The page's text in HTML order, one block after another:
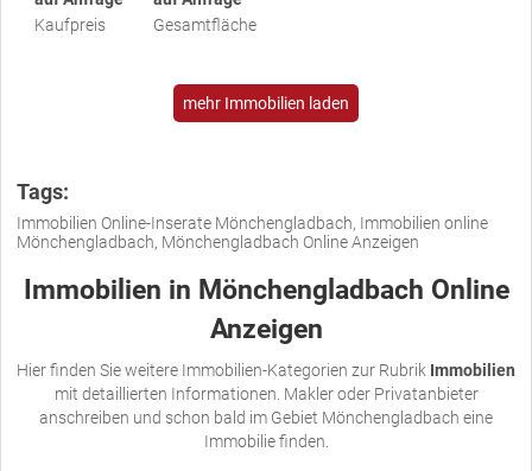
Kaufpreis
Gesamtfläche
mehr Immobilien laden
Tags:
Immobilien Online-Inserate Mönchengladbach, Immobilien online
Mönchengladbach, Mönchengladbach Online Anzeigen
Immobilien in Mönchengladbach Online
Anzeigen
Hier finden Sie weitere Immobilien-Kategorien zur Rubrik Immobilien
mit detaillierten Informationen. Makler oder Privatanbieter
anschreiben und schon bald im Gebiet Mönchengladbach eine
Immobilie finden.